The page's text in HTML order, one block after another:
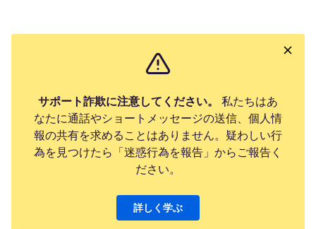
サポート詐欺に注意してください。
私たちはあ
なたに通話やショートメッセージの送信、個人情
報の共有を求めることはありません。疑わしい行
為を見つけたら「迷惑行為を報告」からご報告く
ださい。
詳しく学ぶ